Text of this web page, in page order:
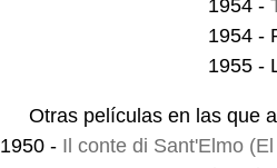
1954 -
1954 -
1955 -
Otras películas en las que
1950 - Il conte di Sant'Elmo